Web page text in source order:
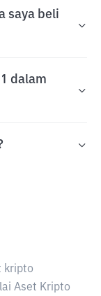
saya beli
dalam
kripto
Aset Kripto